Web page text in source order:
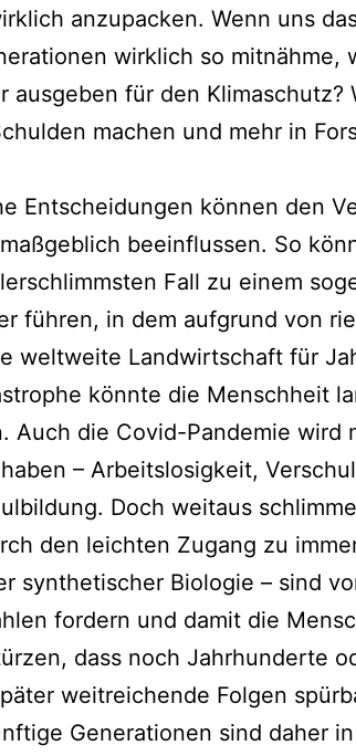
anzupacken. Wenn uns
wirklich so mitnähme,
ausgeben für den Klimaschutz?
machen und mehr in
Entscheidungen können den
beeinflussen. So
Fall zu einem
führen, in dem aufgrund von
weltweite Landwirtschaft für
könnte die Menschheit
Auch die Covid-Pandemie wird
– Arbeitslosigkeit,
Doch weitaus
den leichten Zugang zu
synthetischer Biologie – sind
fordern und damit die
dass noch Jahrhunderte
weitreichende Folgen
Generationen sind daher